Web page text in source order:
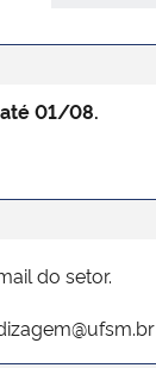
01/08.
do setor.